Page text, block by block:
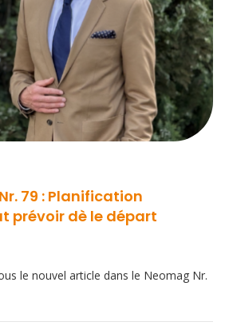
79 : Planification
prévoir dè le départ
le nouvel article dans le Neomag Nr.